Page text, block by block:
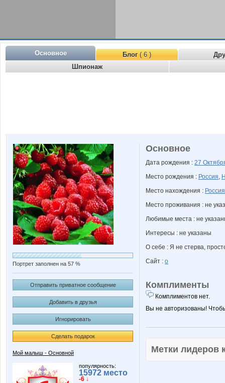
Основное Блог( 6 )
Шпионаж
Портрет заполнен на 57 %
Отправить приватное сообщение
Добавить в друзья
Игнорировать
Сделать подарок
Мой малыш - Основной
популярность:
15972 место
-6 ↓
Основное
Дата рождения : 27
Место рождения : Россия,
Место нахождения : Россия
Место проживания : не
Любимые места : не
Интересы : не указаны
О себе : Я не стерва,
Сайт : о
Комплименты
Комплиментов нет.
Вы не авторизованы!
Метки